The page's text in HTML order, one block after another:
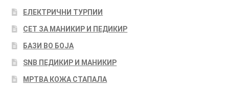
ЕЛЕКТРИЧНИ ТУРПИИ
СЕТ ЗА МАНИКИР И ПЕДИКИР
БАЗИ ВО БОЈА
SNB ПЕДИКИР И МАНИКИР
МРТВА КОЖА СТАПАЛА